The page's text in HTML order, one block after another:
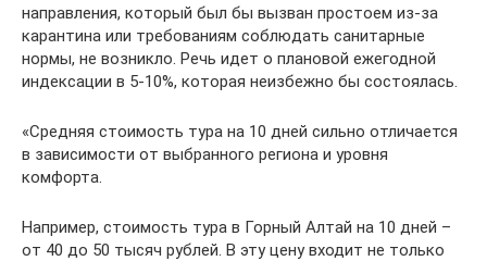
направления, который был бы вызван простоем из-за
карантина или требованиям соблюдать санитарные
нормы, не возникло. Речь идет о плановой ежегодной
индексации в 5-10%, которая неизбежно бы состоялась.
«Средняя стоимость тура на 10 дней сильно отличается
в зависимости от выбранного региона и уровня
комфорта.
Например, стоимость тура в Горный Алтай на 10 дней –
от 40 до 50 тысяч рублей. В эту цену входит не только